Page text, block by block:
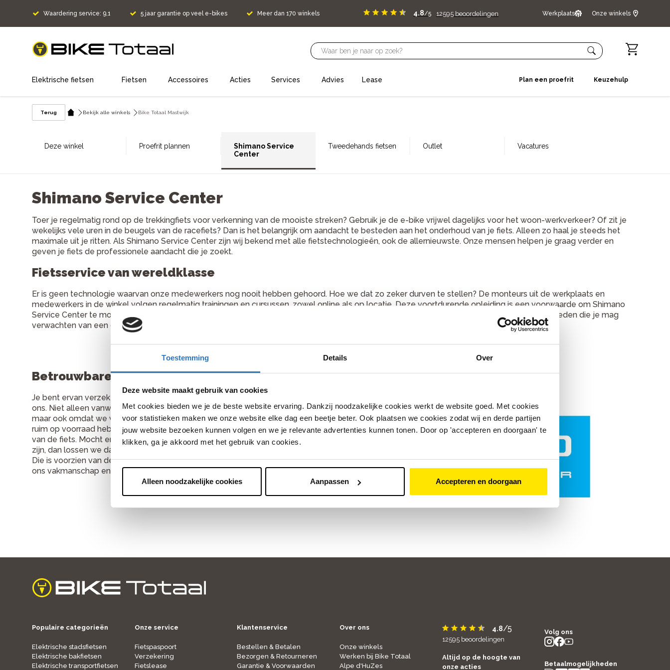
Toestemming Details Over
Deze website maakt gebruik van cookies
Met cookies bieden we je de beste website ervaring. Dankzij noodzakelijke cookies werkt de website goed. Met cookies
voor statistieken maken we onze website elke dag een beetje beter. Ook plaatsen we cookies zodat wij en derde partijen
jouw website bezoeken kunnen volgen en we je relevante advertenties kunnen tonen. Door op 'accepteren en doorgaan' te
klikken, ga je akkoord met het gebruik van cookies.
Alleen noodzakelijke cookies Aanpassen Accepteren en doorgaan
Waardering service: 9,1 5 jaar garantie op veel e-bikes Meer dan 170 winkels 4.8/5 12595 beoordelingen Werkplaats Onze winkels
home
Elektrische fietsen Fietsen Accessoires Acties Services Advies Lease Plan een proefrit Keuzehulp
Terug Bekijk alle winkels Bike Totaal Mastwijk
Deze winkel Proefrit plannen
Shimano Service
Center
Tweedehands fietsen Outlet Vacatures
Shimano Service Center
Toer je regelmatig rond op de trekkingfiets voor verkenning van de mooiste streken? Gebruik je de e-bike vrijwel dagelijks voor het woon-werkverkeer? Of zit je
wekelijks vele uren in de beugels van de racefiets? Dan is het belangrijk om aandacht te besteden aan het onderhoud van je fiets. Alleen zo haal je steeds het
maximale uit je ritten. Als Shimano Service Center zijn wij bekend met alle fietstechnologieën, ook de allernieuwste. Onze mensen helpen je graag verder en
geven je fiets de professionele aandacht die je zoekt.
Fietsservice van wereldklasse
Er is geen technologie waarvan onze medewerkers nog nooit hebben gehoord. Hoe we dat zo zeker durven te stellen? De monteurs uit de werkplaats en
medewerkers in de winkel volgen regelmatig trainingen en cursussen, zowel online als op locatie. Deze voortdurende opleiding is een voorwaarde om Shimano
Service Center te mogen zijn. Daaraan voldoen we graag. Want alleen met gekwalificeerd personeel kunnen we jou de uitstekende service bieden die je mag
verwachten van een gecertificeerd Shimano Service Center. Om de kwaliteit te borgen, voert Shimano regelmatig controles uit.
Betrouwbare kwaliteit
Je bent ervan verzekerd dat je fiets piekfijn in orde is na een servicebeurt bij
ons. Niet alleen vanwege de kennis van de meest innovatieve technieken,
maar ook omdat we werken met originele onderdelen van Shimano die we
ruim op voorraad hebben. Dat zorgt voor een soepele, betrouwbare werking
van de fiets. Mocht er vóór, tijdens of na een fietsrit onverhoopt een probleem
zijn, dan lossen we dat snel en adequaat op in onze professionele werkplaats.
Die is voorzien van de meest moderne gereedschappen. Doe een beroep op
ons vakmanschap en geniet maximaal van je fiets.
home
Populaire categorieën
Elektrische stadsfietsen
Elektrische bakfietsen
Elektrische transportfietsen
Onze service
Fietspaspoort
Verzekering
Fietslease
Klantenservice
Bestellen & Betalen
Bezorgen & Retourneren
Garantie & Voorwaarden
Over ons
Onze winkels
Werken bij Bike Totaal
Alpe d'HuZes
4.8/5
12595 beoordelingen
Altijd op de hoogte van
onze acties
Volg ons
instagram
facebook
Betaalmogelijkheden